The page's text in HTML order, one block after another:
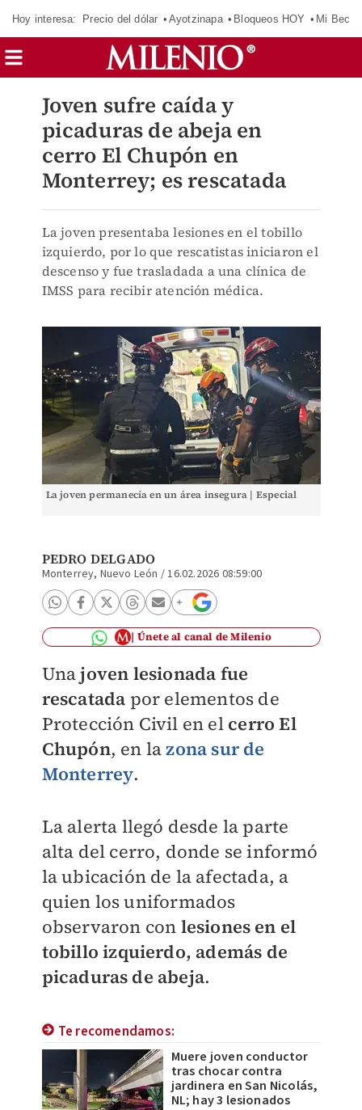
Hoy interesa: Precio del dólar Ayotzinapa Bloqueos HOY Mi Beca
Joven sufre caída y
picaduras de abeja en
cerro El Chupón en
Monterrey; es rescatada
La joven presentaba lesiones en el tobillo
izquierdo, por lo que rescatistas iniciaron el
descenso y fue trasladada a una clínica de
IMSS para recibir atención médica.
La joven permanecía en un área insegura | Especial
PEDRO DELGADO
Monterrey, Nuevo León /16.02.2026 08:59:00
Únete al canal de Milenio
Unajoven lesionada fue
rescatada por elementos de
Protección Civil en el cerro El
Chupón, en lazona sur de
Monterrey.
La alerta llegó desde la parte
alta del cerro, donde se informó
la ubicación de la afectada, a
quien los uniformados
observaron con lesiones en el
tobillo izquierdo, además de
picaduras de abeja.
Te recomendamos:
Muere joven conductor
tras chocar contra
jardinera en San Nicolás,
NL; hay 3 lesionados